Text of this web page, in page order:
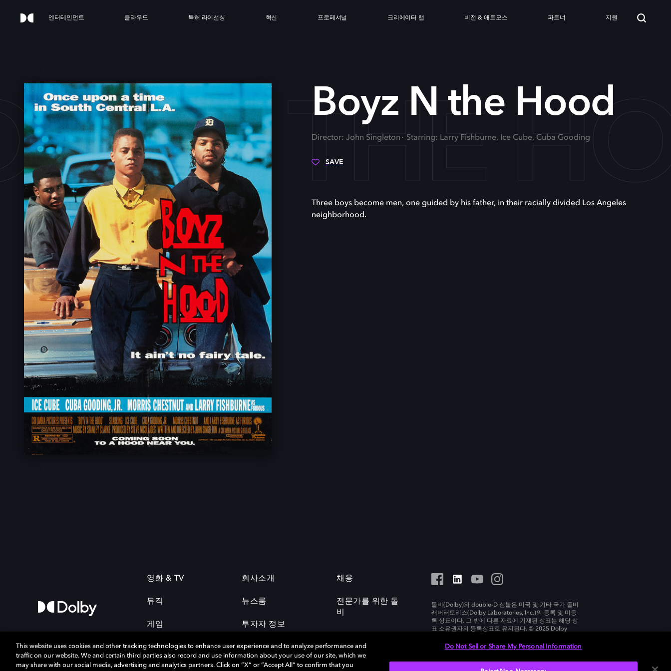
엔터테인먼트 클라우드 특허 라이선싱 혁신 프로페셔널 크리에이터 랩 비전 & 애트모스 파트너 지원
N THE
Boyz N the Hood
Director: John Singleton Starring: Larry Fishburne, Ice Cube, Cuba Gooding
SAVE
Three boys become men, one guided by his father, in their racially divided Los Angeles
neighborhood.
영화 & TV
뮤직
게임
회사소개
뉴스룸
투자자 정보
채용
전문가를 위한 돌
비
돌비(Dolby)와 double-D 심볼은 미국 및 기타 국가 돌비
래버러토리스(Dolby Laboratories, Inc.)의 등록 및 미등
록 상표이다. 그 밖에 다른 자료에 기재된 상표는 해당 상
표 소유권자의 등록상표로 유지된다. © 2025 Dolby
This website uses cookies and other tracking technologies to enhance user experience and to analyze performance and
traffic on our website. We and certain third parties also record and use information about your use of our site, which we
may share with our social media, advertising and analytics partners. Click on “X” or “Accept All” to confirm that you
Do Not Sell or Share My Personal Information